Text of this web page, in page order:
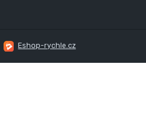
Eshop-rychle.cz